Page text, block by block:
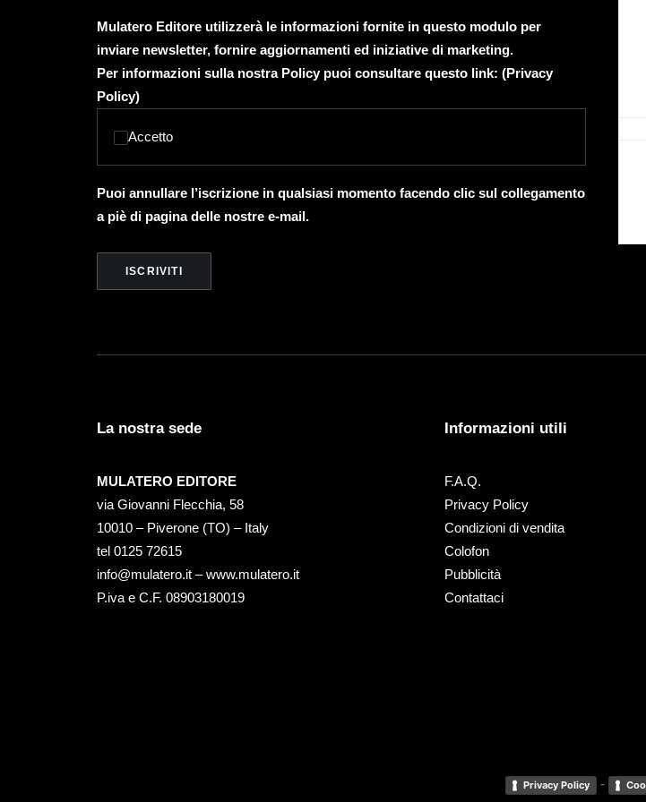
Mulatero Editore utilizzerà le informazioni fornite in questo modulo per
inviare newsletter, fornire aggiornamenti ed iniziative di marketing.
Per informazioni sulla nostra Policy puoi consultare questo link: (Privacy
Policy)
Accetto
Puoi annullare l’iscrizione in qualsiasi momento facendo clic sul collegamento
a piè di pagina delle nostre e-mail.
La nostra sede
MULATERO EDITORE
via Giovanni Flecchia, 58
10010 – Piverone (TO) – Italy
tel ‭0125 72615‬
info@mulatero.it –www.mulatero.it
P.iva e C.F. 08903180019
Informazioni utili
F.A.Q.
Privacy Policy
Condizioni di vendita
Colofon
Pubblicità
Contattaci
Privacy Policy -